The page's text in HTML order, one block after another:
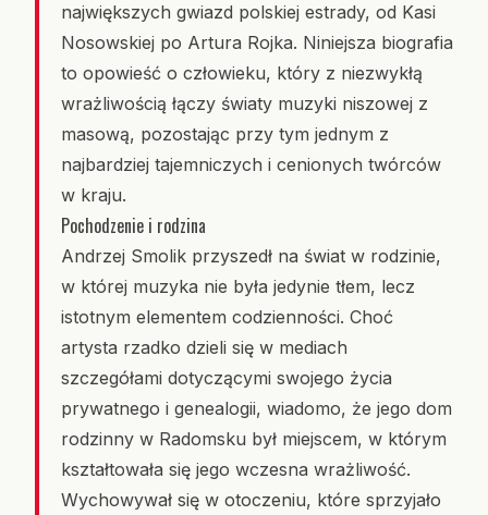
największych gwiazd polskiej estrady, od Kasi
Nosowskiej po Artura Rojka. Niniejsza biografia
to opowieść o człowieku, który z niezwykłą
wrażliwością łączy światy muzyki niszowej z
masową, pozostając przy tym jednym z
najbardziej tajemniczych i cenionych twórców
w kraju.
Pochodzenie i rodzina
Andrzej Smolik przyszedł na świat w rodzinie,
w której muzyka nie była jedynie tłem, lecz
istotnym elementem codzienności. Choć
artysta rzadko dzieli się w mediach
szczegółami dotyczącymi swojego życia
prywatnego i genealogii, wiadomo, że jego dom
rodzinny w Radomsku był miejscem, w którym
kształtowała się jego wczesna wrażliwość.
Wychowywał się w otoczeniu, które sprzyjało